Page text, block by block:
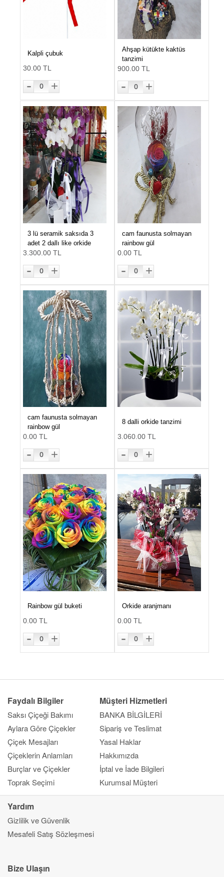
Kalpli çubuk
30.00 TL
- 0 +
Ahşap kütükte kaktüs
tanzimi
900.00 TL
- 0 +
3 lü seramik saksıda 3
adet 2 dallı like orkide
3.300.00 TL
- 0 +
cam faunusta solmayan
rainbow gül
0.00 TL
- 0 +
cam faunusta solmayan
rainbow gül
0.00 TL
- 0 +
8 dalli orkide tanzimi
3.060.00 TL
- 0 +
Rainbow gül buketi
0.00 TL
- 0 +
Orkide aranjmanı
0.00 TL
- 0 +
Faydalı Bilgiler
Saksı Çiçeği Bakımı
Aylara Göre Çiçekler
Çiçek Mesajları
Çiçeklerin Anlamları
Burçlar ve Çiçekler
Toprak Seçimi
Müşteri Hizmetleri
BANKA BİLGİLERİ
Sipariş ve Teslimat
Yasal Haklar
Hakkımızda
İptal ve İade Bilgileri
Kurumsal Müşteri
Yardım
Gizlilik ve Güvenlik
Mesafeli Satış Sözleşmesi
Bize Ulaşın
Kapat
Ana Sayfa
Çok Satanlar